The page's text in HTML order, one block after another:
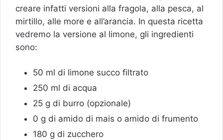
creare infatti versioni alla fragola, alla pesca, al
mirtillo, alle more e all’arancia. In questa ricetta
vedremo la versione al limone, gli ingredienti
sono:
50 ml di limone succo filtrato
250 ml di acqua
25 g di burro (opzionale)
0 g di amido di mais o amido di frumento
180 g di zucchero